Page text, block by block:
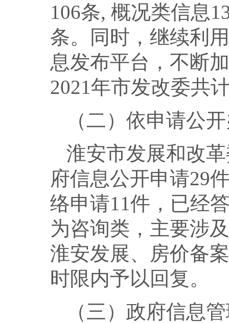
106条, 概况类信息
条。同时，继续利
息发布平台，不断
2021年市发改委共
（二）依申请公
淮安市发展和改
府信息公开申请29
络申请11件，已经
为咨询类，主要涉
淮安发展、房价备
时限内予以回复。
（三）政府信息